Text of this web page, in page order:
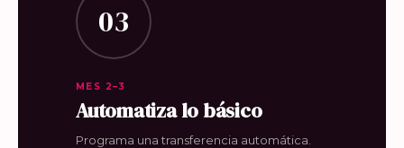
03
MES 2–3
Automatiza lo básico
Programa una transferencia automática.